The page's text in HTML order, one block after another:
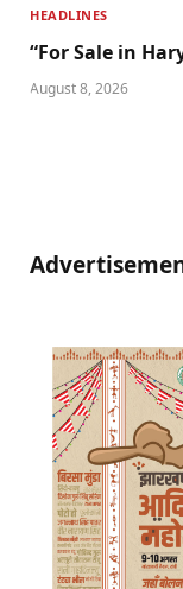
HEADLINES
“For Sale in
August 8, 2026